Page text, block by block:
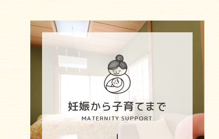
妊娠から子育てまで
MATERNITY SUPPORT